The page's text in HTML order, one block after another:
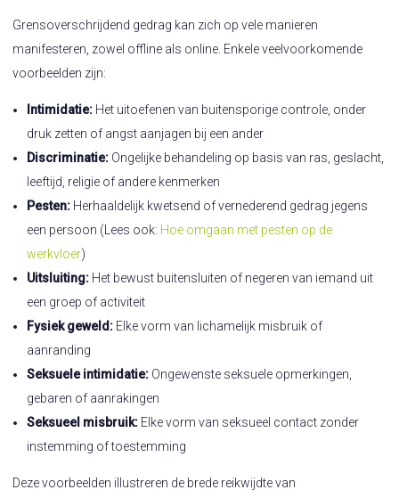
Grensoverschrijdend gedrag kan zich op vele manieren
manifesteren, zowel offline als online. Enkele veelvoorkomende
voorbeelden zijn:
Intimidatie: Het uitoefenen van buitensporige controle, onder
druk zetten of angst aanjagen bij een ander
Discriminatie: Ongelijke behandeling op basis van ras, geslacht,
leeftijd, religie of andere kenmerken
Pesten: Herhaaldelijk kwetsend of vernederend gedrag jegens
een persoon (Lees ook: Hoe omgaan met pesten op de
werkvloer)
Uitsluiting: Het bewust buitensluiten of negeren van iemand uit
een groep of activiteit
Fysiek geweld: Elke vorm van lichamelijk misbruik of
aanranding
Seksuele intimidatie: Ongewenste seksuele opmerkingen,
gebaren of aanrakingen
Seksueel misbruik: Elke vorm van seksueel contact zonder
instemming of toestemming
Deze voorbeelden illustreren de brede reikwijdte van